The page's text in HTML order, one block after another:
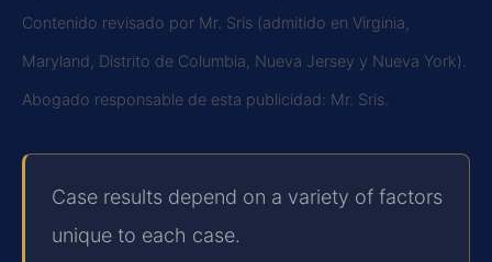
Contenido revisado por Mr. Sris (admitido en Virginia,
Maryland, Distrito de Columbia, Nueva Jersey y Nueva York).
Abogado responsable de esta publicidad: Mr. Sris.
Case results depend on a variety of factors
unique to each case.